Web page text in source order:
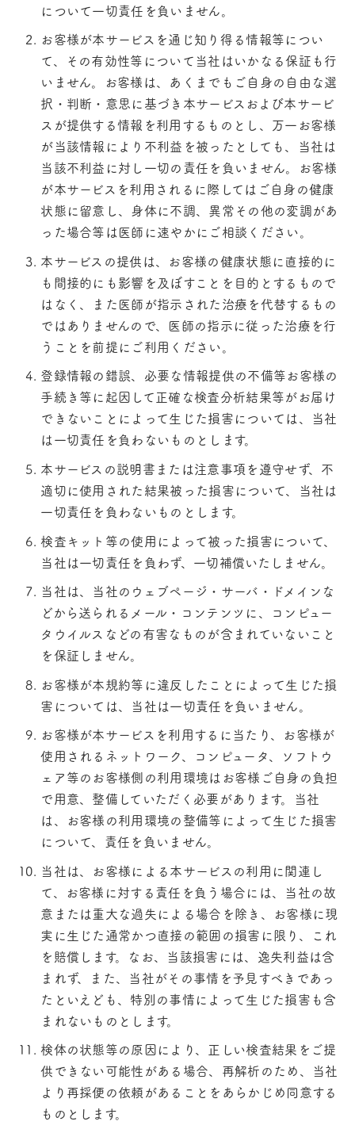
について一切責任を負いません。
お客様が本サービスを通じ知り得る情報等につい
て、その有効性等について当社はいかなる保証も行
いません。お客様は、あくまでもご自身の自由な選
択・判断・意思に基づき本サービスおよび本サービ
スが提供する情報を利用するものとし、万一お客様
が当該情報により不利益を被ったとしても、当社は
当該不利益に対し一切の責任を負いません。お客様
が本サービスを利用されるに際してはご自身の健康
状態に留意し、身体に不調、異常その他の変調があ
った場合等は医師に速やかにご相談ください。
本サービスの提供は、お客様の健康状態に直接的に
も間接的にも影響を及ぼすことを目的とするもので
はなく、また医師が指示された治療を代替するもの
ではありませんので、医師の指示に従った治療を行
うことを前提にご利用ください。
登録情報の錯誤、必要な情報提供の不備等お客様の
手続き等に起因して正確な検査分析結果等がお届け
できないことによって生じた損害については、当社
は一切責任を負わないものとします。
本サービスの説明書または注意事項を遵守せず、不
適切に使用された結果被った損害について、当社は
一切責任を負わないものとします。
検査キット等の使用によって被った損害について、
当社は一切責任を負わず、一切補償いたしません。
当社は、当社のウェブページ・サーバ・ドメインな
どから送られるメール・コンテンツに、コンピュー
タウイルスなどの有害なものが含まれていないこと
を保証しません。
お客様が本規約等に違反したことによって生じた損
害については、当社は一切責任を負いません。
お客様が本サービスを利用するに当たり、お客様が
使用されるネットワーク、コンピュータ、ソフトウ
ェア等のお客様側の利用環境はお客様ご自身の負担
で用意、整備していただく必要があります。当社
は、お客様の利用環境の整備等によって生じた損害
について、責任を負いません。
当社は、お客様による本サービスの利用に関連し
て、お客様に対する責任を負う場合には、当社の故
意または重大な過失による場合を除き、お客様に現
実に生じた通常かつ直接の範囲の損害に限り、これ
を賠償します。なお、当該損害には、逸失利益は含
まれず、また、当社がその事情を予見すべきであっ
たといえども、特別の事情によって生じた損害も含
まれないものとします。
検体の状態等の原因により、正しい検査結果をご提
供できない可能性がある場合、再解析のため、当社
より再採便の依頼があることをあらかじめ同意する
ものとします。